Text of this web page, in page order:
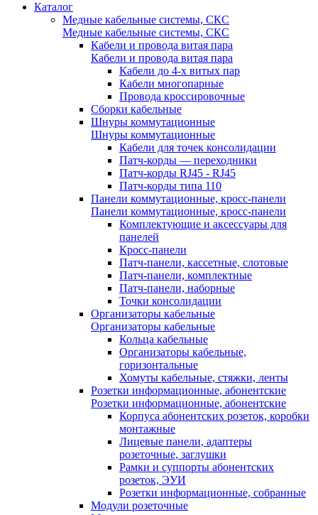
Каталог
Медные кабельные системы, СКС
Медные кабельные системы, СКС
Кабели и провода витая пара
Кабели и провода витая пара
Кабели до 4-х витых пар
Кабели многопарные
Провода кроссировочные
Сборки кабельные
Шнуры коммутационные
Шнуры коммутационные
Кабели для точек консолидации
Патч-корды — переходники
Патч-корды RJ45 - RJ45
Патч-корды типа 110
Панели коммутационные, кросс-панели
Панели коммутационные, кросс-панели
Комплектующие и аксессуары для
панелей
Кросс-панели
Патч-панели, кассетные, слотовые
Патч-панели, комплектные
Патч-панели, наборные
Точки консолидации
Организаторы кабельные
Организаторы кабельные
Кольца кабельные
Организаторы кабельные,
горизонтальные
Хомуты кабельные, стяжки, ленты
Розетки информационные, абонентские
Розетки информационные, абонентские
Корпуса абонентских розеток, коробки
монтажные
Лицевые панели, адаптеры
розеточные, заглушки
Рамки и суппорты абонентских
розеток, ЭУИ
Розетки информационные, собранные
Модули розеточные